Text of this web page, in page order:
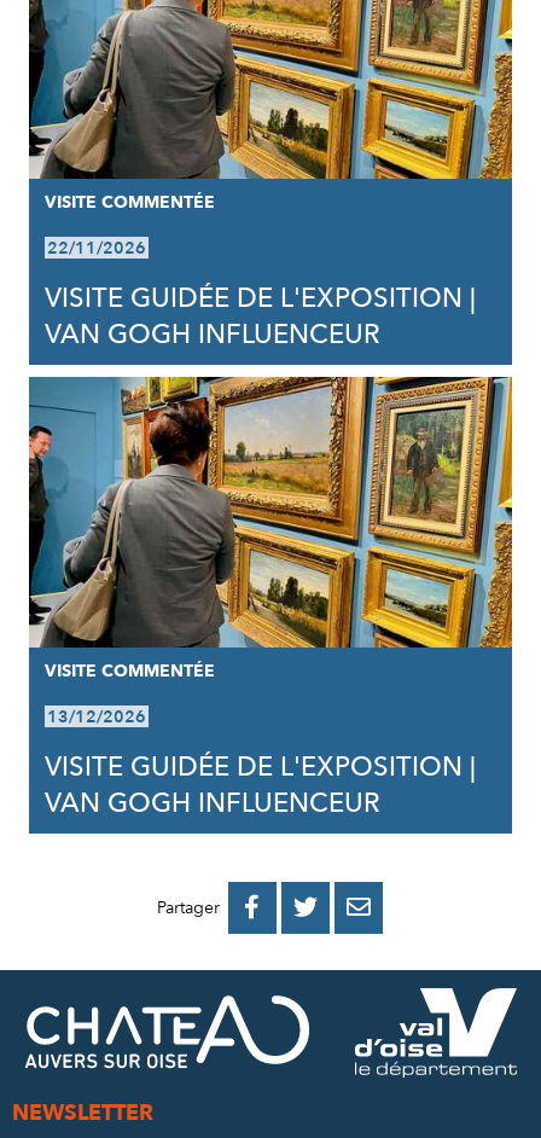
VISITE COMMENTÉE
22/11/2026
VISITE GUIDÉE DE L'EXPOSITION |
VAN GOGH INFLUENCEUR
VISITE COMMENTÉE
13/12/2026
VISITE GUIDÉE DE L'EXPOSITION |
VAN GOGH INFLUENCEUR
Partager 
PARTAGER
FACEBOOK
PARTAGER
PARTAGER
MAIL
NEWSLETTER